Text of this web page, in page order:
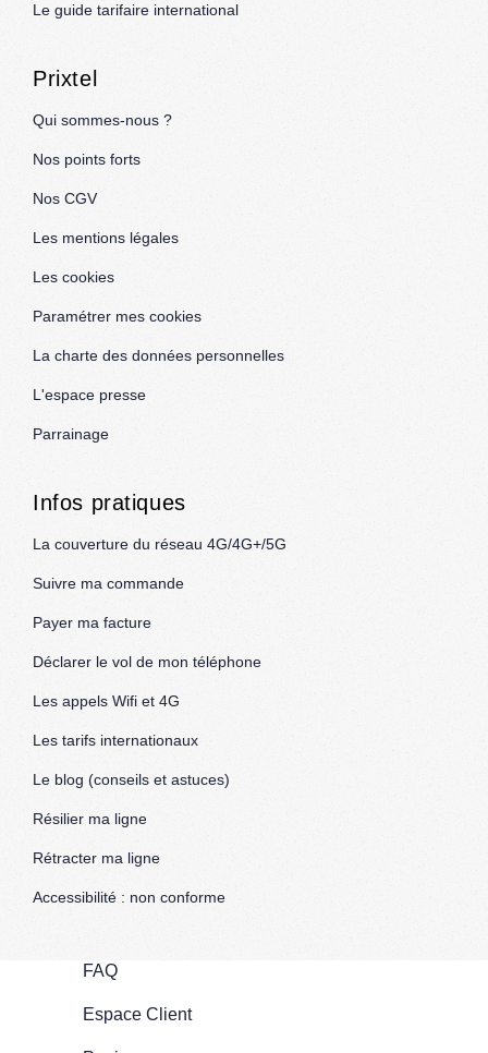
Le guide tarifaire international
Prixtel
Qui sommes-nous ?
Nos points forts
Nos CGV
Les mentions légales
Les cookies
Paramétrer mes cookies
La charte des données personnelles
L'espace presse
Parrainage
Infos pratiques
La couverture du réseau 4G/4G+/5G
Suivre ma commande
Payer ma facture
Déclarer le vol de mon téléphone
Les appels Wifi et 4G
Les tarifs internationaux
Le blog (conseils et astuces)
Résilier ma ligne
Rétracter ma ligne
Accessibilité : non conforme
FAQ
Espace Client